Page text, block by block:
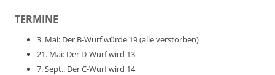
TERMINE
3. Mai: Der B-Wurf würde 19 (alle verstorben)
21. Mai: Der D-Wurf wird 13
7. Sept.: Der C-Wurf wird 14